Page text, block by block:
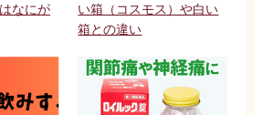
なにが
い箱（コスモス）や白い
箱との違い